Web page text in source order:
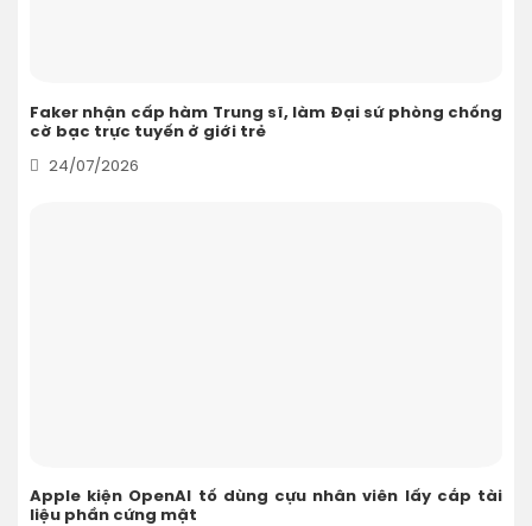
Faker nhận cấp hàm Trung sĩ, làm Đại sứ phòng chống
cờ bạc trực tuyến ở giới trẻ
24/07/2026
Apple kiện OpenAI tố dùng cựu nhân viên lấy cắp tài
liệu phần cứng mật